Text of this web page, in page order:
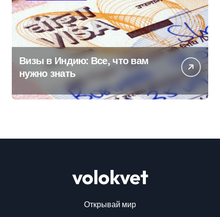
Визы в Индию: Все, что вам
нужно знать
volokvet
Открывай мир